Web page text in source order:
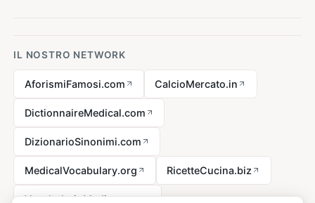
IL NOSTRO NETWORK
AforismiFamosi.com CalcioMercato.in
DictionnaireMedical.com
DizionarioSinonimi.com
MedicalVocabulary.org RicetteCucina.biz
VocabolarioMedico.com